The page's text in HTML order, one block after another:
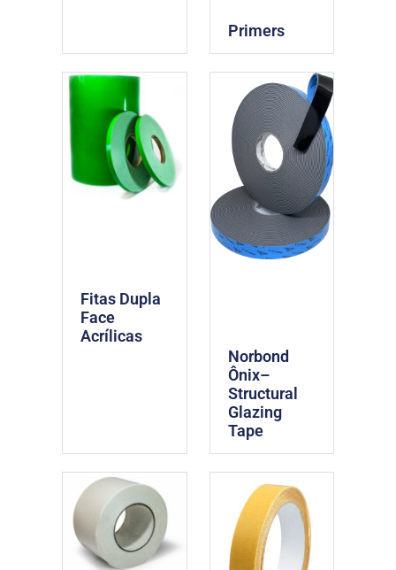
Primers
Fitas Dupla
Face
Acrílicas
Norbond
Ônix–
Structural
Glazing
Tape